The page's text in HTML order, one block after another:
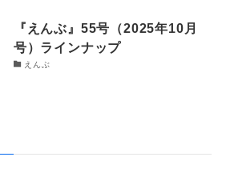
『えんぶ』55号（2025年10月
号）ラインナップ
えんぶ